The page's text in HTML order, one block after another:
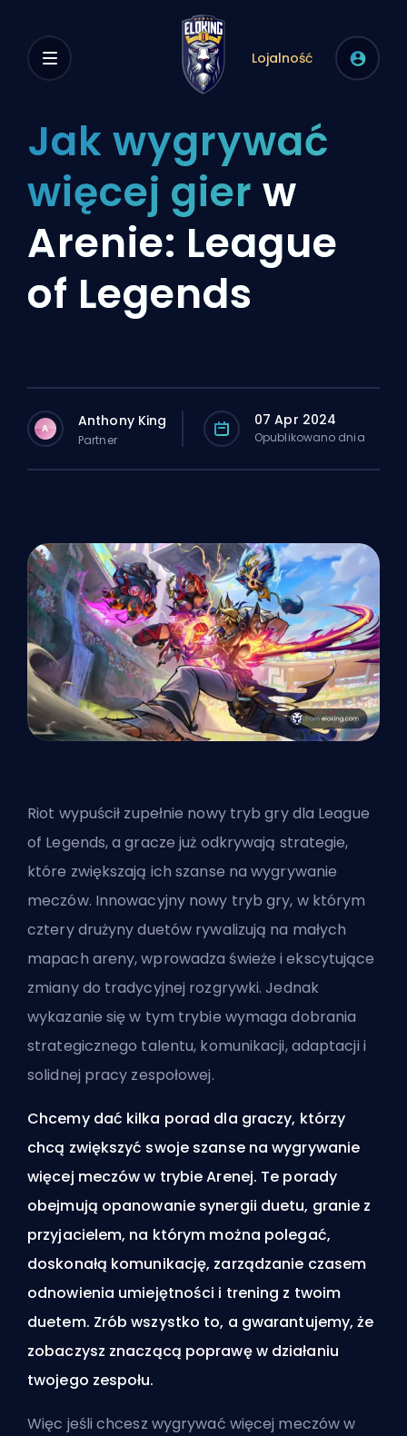
Lojalność
Jak wygrywać
więcej gier w
Arenie: League
of Legends
A Anthony King
Partner
07 Apr 2024
Opublikowano dnia
Riot wypuścił zupełnie nowy tryb gry dla League
of Legends, a gracze już odkrywają strategie,
które zwiększają ich szanse na wygrywanie
meczów. Innowacyjny nowy tryb gry, w którym
cztery drużyny duetów rywalizują na małych
mapach areny, wprowadza świeże i ekscytujące
zmiany do tradycyjnej rozgrywki. Jednak
wykazanie się w tym trybie wymaga dobrania
strategicznego talentu, komunikacji, adaptacji i
solidnej pracy zespołowej.
Chcemy dać kilka porad dla graczy, którzy
chcą zwiększyć swoje szanse na wygrywanie
więcej meczów w trybie Arenej. Te porady
obejmują opanowanie synergii duetu, granie z
przyjacielem, na którym można polegać,
doskonałą komunikację, zarządzanie czasem
odnowienia umiejętności i trening z twoim
duetem. Zrób wszystko to, a gwarantujemy, że
zobaczysz znaczącą poprawę w działaniu
twojego zespołu.
Więc jeśli chcesz wygrywać więcej meczów w